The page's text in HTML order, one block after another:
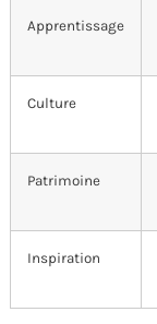
Apprentissage
Culture
Patrimoine
Inspiration